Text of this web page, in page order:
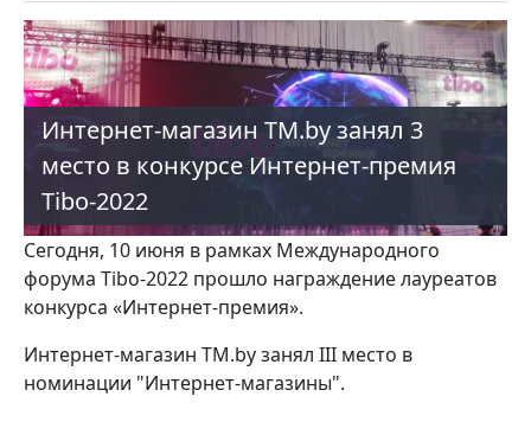
Интернет-магазин TM.by занял 3
место в конкурсе Интернет-премия
Tibo-2022
Сегодня, 10 июня в рамках Международного
форума Tibo-2022 прошло награждение лауреатов
конкурса «Интернет-премия».
Интернет-магазин TM.by занял III место в
номинации "Интернет-магазины".